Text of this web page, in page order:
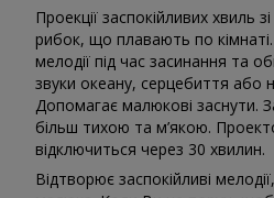
Проекції заспокійливих хвиль
рибок, що плавають по кімнаті.
мелодії під час засинання та
звуки океану, серцебиття або
Допомагає малюкові заснути.
більш тихою та м’якою.
відключиться через 30 хвилин.
Відтворює заспокійливі